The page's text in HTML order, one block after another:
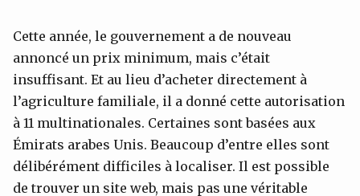
Cette année, le gouvernement a de nouveau
annoncé un prix minimum, mais c’était
insuffisant. Et au lieu d’acheter directement à
l’agriculture familiale, il a donné cette autorisation
à 11 multinationales. Certaines sont basées aux
Émirats arabes Unis. Beaucoup d’entre elles sont
délibérément difficiles à localiser. Il est possible
de trouver un site web, mais pas une véritable